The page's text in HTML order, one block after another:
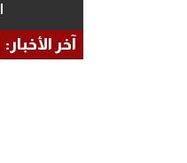
آخر الأخبار: